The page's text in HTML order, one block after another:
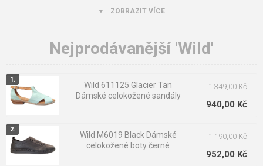
A to vše přitom za velmi výhodné ceny! Širokou nabídkou
různých druhů obuvi cílí tato část kolekce na vkus každé ženy.
její nohy budou cítit pohodlně a sebejistě. Boty této značky
představují zajištění rovnováhy mezi nejnovějšími módními
trendy a komfortem.
Dovozce a distributor: Wild / V+J OBUV, s.r.o.
Adresa: 373 73, Štěpánovice, CZ
ZOBRAZIT VÍCE
Nejprodávanější 'Wild'
Wild 611125 Glacier Tan
Dámské celokožené sandály
1 349,00 Kč
940,00 Kč
Wild M6019 Black Dámské
celokožené boty černé
1 190,00 Kč
952,00 Kč